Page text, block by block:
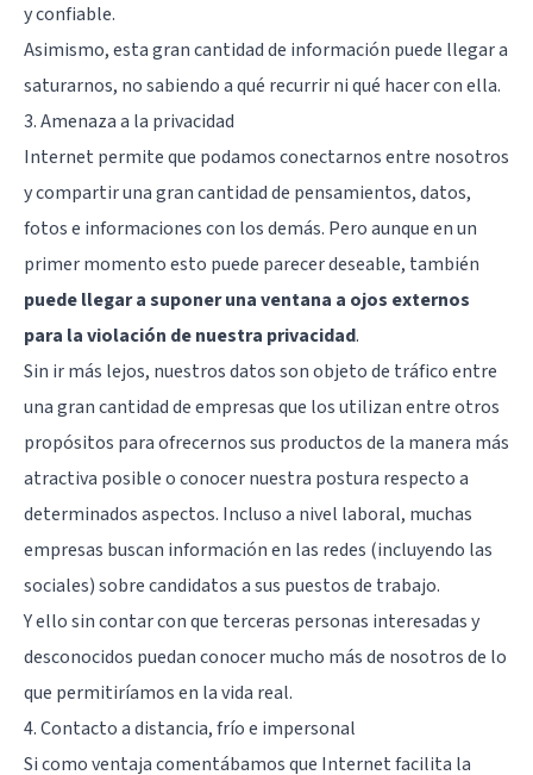
y confiable.
Asimismo, esta gran cantidad de información puede llegar a
saturarnos, no sabiendo a qué recurrir ni qué hacer con ella.
3. Amenaza a la privacidad
Internet permite que podamos conectarnos entre nosotros
y compartir una gran cantidad de pensamientos, datos,
fotos e informaciones con los demás. Pero aunque en un
primer momento esto puede parecer deseable, también
puede llegar a suponer una ventana a ojos externos
para la violación de nuestra privacidad.
Sin ir más lejos, nuestros datos son objeto de tráfico entre
una gran cantidad de empresas que los utilizan entre otros
propósitos para ofrecernos sus productos de la manera más
atractiva posible o conocer nuestra postura respecto a
determinados aspectos. Incluso a nivel laboral, muchas
empresas buscan información en las redes (incluyendo las
sociales) sobre candidatos a sus puestos de trabajo.
Y ello sin contar con que terceras personas interesadas y
desconocidos puedan conocer mucho más de nosotros de lo
que permitiríamos en la vida real.
4. Contacto a distancia, frío e impersonal
Si como ventaja comentábamos que Internet facilita la